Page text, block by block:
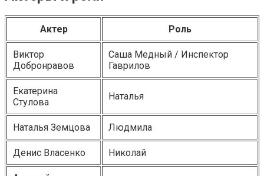
Актер Роль
Виктор
Добронравов
Саша Медный / Инспектор
Гаврилов
Екатерина
Стулова
Наталья
Наталья Земцова Людмила
Денис Власенко Николай